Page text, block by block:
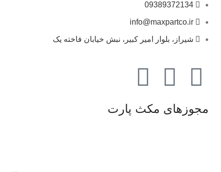
09389372134
info@maxpartco.ir
شیراز، بلوار امیر کبیر، نبش خیابان فاخته یک
مجوزهای مکث پارت